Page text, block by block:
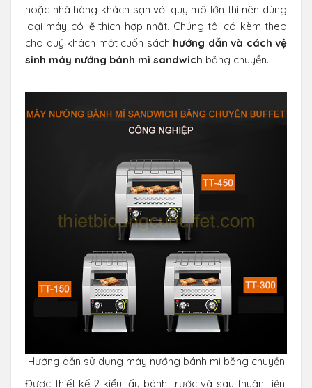
hoặc nhà hàng khách sạn với quy mô lớn thì nên dùng
loại máy có lẽ thích hợp nhất. Chúng tôi có kèm theo
cho quý khách một cuốn sách hướng dẫn và cách vệ
sinh máy nướng bánh mì sandwich băng chuyền.
Hướng dẫn sử dụng máy nướng bánh mì băng chuyền
Được thiết kế 2 kiểu lấy bánh trước và sau thuận tiện.